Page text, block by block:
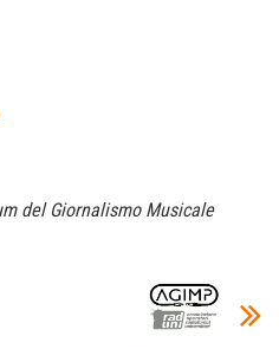
del Giornalismo Musicale